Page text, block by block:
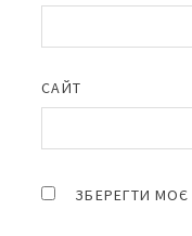
САЙТ
ЗБЕРЕГТИ МОЄ